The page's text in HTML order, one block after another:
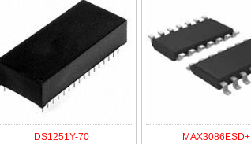
DS1251Y-70 MAX3086ESD+